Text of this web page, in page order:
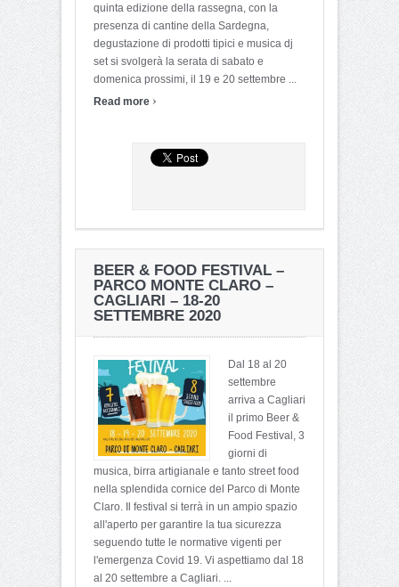
quinta edizione della rassegna, con la
presenza di cantine della Sardegna,
degustazione di prodotti tipici e musica dj
set si svolgerà la serata di sabato e
domenica prossimi, il 19 e 20 settembre ...
Read more ›
BEER & FOOD FESTIVAL –
PARCO MONTE CLARO –
CAGLIARI – 18-20
SETTEMBRE 2020
Dal 18 al 20
settembre
arriva a Cagliari
il primo Beer &
Food Festival, 3
giorni di
musica, birra artigianale e tanto street food
nella splendida cornice del Parco di Monte
Claro. Il festival si terrà in un ampio spazio
all'aperto per garantire la tua sicurezza
seguendo tutte le normative vigenti per
l'emergenza Covid 19. Vi aspettiamo dal 18
al 20 settembre a Cagliari. ...